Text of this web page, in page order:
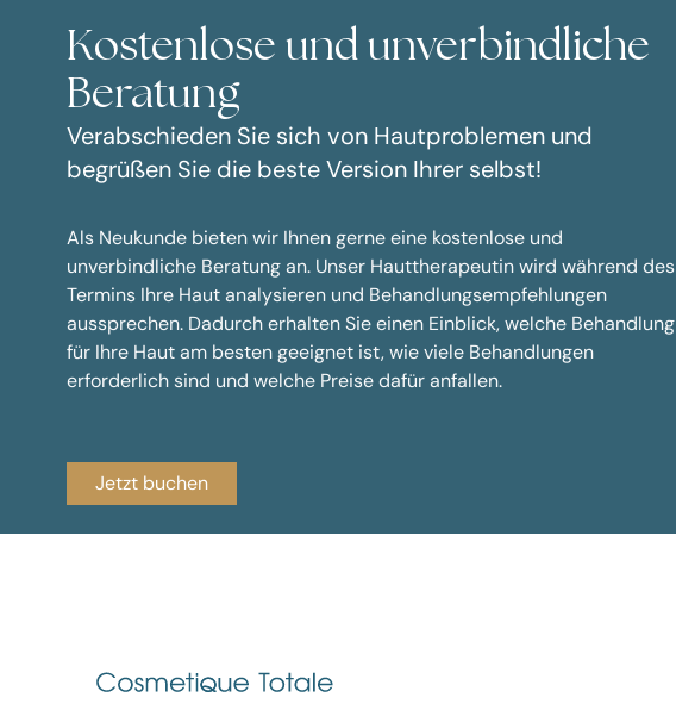
Kostenlose und unverbindliche
Beratung
Verabschieden Sie sich von Hautproblemen und
begrüßen Sie die beste Version Ihrer selbst!
Als Neukunde bieten wir Ihnen gerne eine kostenlose und
unverbindliche Beratung an. Unser Hauttherapeutin wird während des
Termins Ihre Haut analysieren und Behandlungsempfehlungen
aussprechen. Dadurch erhalten Sie einen Einblick, welche Behandlung
für Ihre Haut am besten geeignet ist, wie viele Behandlungen
erforderlich sind und welche Preise dafür anfallen.
Jetzt buchen